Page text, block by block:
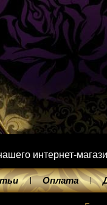
интернет-
Оплата